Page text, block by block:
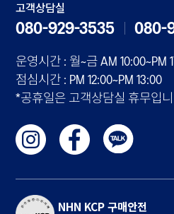
고객상담실
080-929-3535 080-
운영시간 : 월~금 AM 10:00~PM
점심시간 : PM 12:00~PM 13:00
*공휴일은 고객상담실 휴무입
NHN KCP 구매안전